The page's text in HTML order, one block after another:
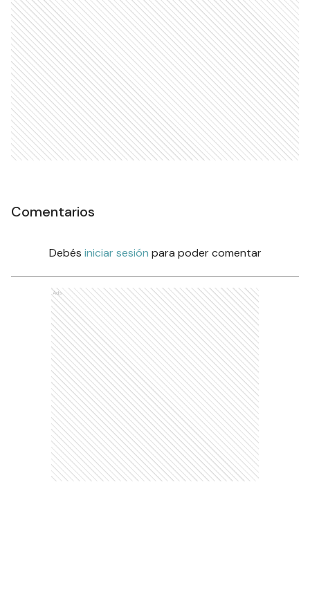
Comentarios
Debés iniciar sesión para poder comentar
Ads